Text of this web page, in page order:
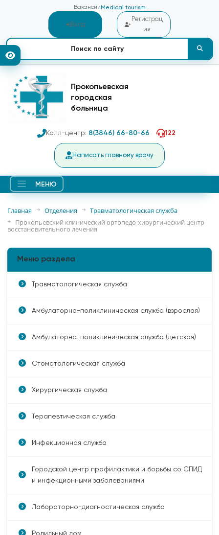
Вакансии Medical tourism
Вход
Регистрац
ия
Прокопьевская
городская
больница
Колл-центр: 8(3846) 66-80-66 122
Написать главному врачу
МЕНЮ
Главная Отделения
Травматологическая служба
Прокопьевский клинический ортопедо-хирургический центр
восстановительного лечения
Меню раздела
Травматологическая служба
Амбулаторно-поликлиническая служба (взрослая)
Амбулаторно-поликлиническая служба (детская)
Стоматологическая служба
Хирургическая служба
Терапевтическая служба
Инфекционная служба
Городской центр профилактики и борьбы со СПИД
и инфекционными заболеваниями
Лабораторно-диагностическая служба
Родильный дом